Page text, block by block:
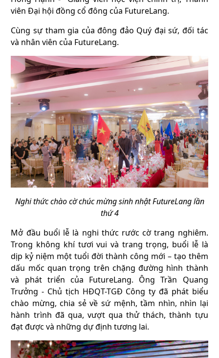
viên Đại hội đồng cổ đông của FutureLang.
Cùng sự tham gia của đông đảo Quý đại sứ, đối tác
và nhân viên của FutureLang.
Nghi thức chào cờ chúc mừng sinh nhật FutureLang lần
thứ 4
Mở đầu buổi lễ là nghi thức rước cờ trang nghiêm.
Trong không khí tươi vui và trang trọng, buổi lễ là
dịp kỷ niệm một tuổi đời thành công mới – tạo thêm
dấu mốc quan trọng trên chặng đường hình thành
và phát triển của FutureLang. Ông Trần Quang
Trưởng - Chủ tịch HĐQT-TGĐ Công ty đã phát biểu
chào mừng, chia sẻ về sứ mệnh, tầm nhìn, nhìn lại
hành trình đã qua, vượt qua thử thách, thành tựu
đạt được và những dự định tương lai.